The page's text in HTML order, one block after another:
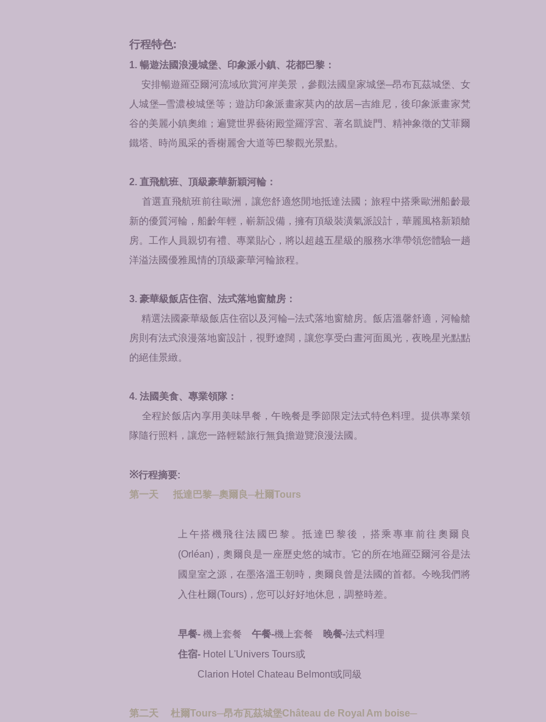
行程特色:
1. 暢遊法國浪漫城堡、印象派小鎮、花都巴黎：
安排暢遊羅亞爾河流域欣賞河岸美景，參觀法國皇家城堡─昂布瓦茲城堡、女
人城堡─雪濃梭城堡等；遊訪印象派畫家莫內的故居─吉維尼，後印象派畫家梵
谷的美麗小鎮奧維；遍覽世界藝術殿堂羅浮宮、著名凱旋門、精神象徵的艾菲爾
鐵塔、時尚風采的香榭麗舍大道等巴黎觀光景點。
2. 直飛航班、頂級豪華新穎河輪：
首選直飛航班前往歐洲，讓您舒適悠閒地抵達法國；旅程中搭乘歐洲船齡最
新的優質河輪，船齡年輕，嶄新設備，擁有頂級裝潢氣派設計，華麗風格新穎艙
房。工作人員親切有禮、專業貼心，將以超越五星級的服務水準帶領您體驗一趟
洋溢法國優雅風情的頂級豪華河輪旅程。
3. 豪華級飯店住宿、法式落地窗艙房：
精選法國豪華級飯店住宿以及河輪─法式落地窗艙房。飯店溫馨舒適，河輪艙
房則有法式浪漫落地窗設計，視野遼闊，讓您享受白晝河面風光，夜晚星光點點
的絕佳景緻。
4. 法國美食、專業領隊：
全程於飯店內享用美味早餐，午晚餐是季節限定法式特色料理。提供專業領
隊隨行照料，讓您一路輕鬆旅行無負擔遊覽浪漫法國。
※行程摘要:
第一天 抵達巴黎─奧爾良─杜爾Tours
上午搭機飛往法國巴黎。抵達巴黎後，搭乘專車前往奧爾良
(Orléan)，奧爾良是一座歷史悠的城市。它的所在地羅亞爾河谷是法
國皇室之源，在墨洛溫王朝時，奧爾良曾是法國的首都。今晚我們將
入住杜爾(Tours)，您可以好好地休息，調整時差。
早餐- 機上套餐 午餐-機上套餐 晚餐-法式料理
住宿- Hotel L'Univers Tours或
Clarion Hotel Chateau Belmont或同級
第二天 杜爾Tours─昂布瓦茲城堡Château de Royal Am boise─